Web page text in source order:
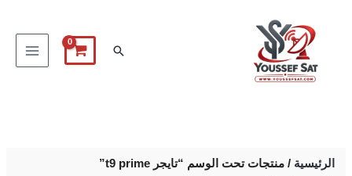
البحث
الرئيسية / منتجات تحت الوسم “تايجر t9 prime”